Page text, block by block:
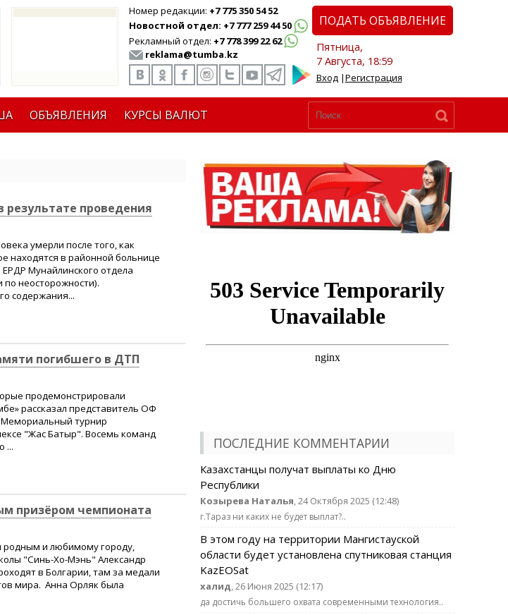
Номер редакции: +7 775 350 54 52
Новостной отдел: +7 777 259 44 50
Рекламный отдел: +7 778 399 22 62
reklama@tumba.kz
ПОДАТЬ ОБЪЯВЛЕНИЕ
Пятница,
7 Августа, 18:59
Вход|Регистрация
ОБЪЯВЛЕНИЯ КУРСЫ ВАЛЮТ
проведения
умерли после того, как
находятся в районной больнице
Мунайлинского отдела
неосторожности).
содержания...
погибшего в ДТП
продемонстрировали
рассказал представитель ОФ
турнир
"Жас Батыр". Восемь команд
...
призёром чемпионата
родным и любимому городу,
"Синь-Хо-Мэнь" Александр
в Болгарии, там за медали
мира. Анна Орляк была
ПОСЛЕДНИЕ КОММЕНТАРИИ
Казахстанцы получат выплаты ко Дню
Республики
Козырева Наталья, 24 Октября 2025 (12:48)
г.Тараз ни каких не будет выплат?..
В этом году на территории Мангистауской
области будет установлена спутниковая станция
KazEOSat
халид, 26 Июня 2025 (12:17)
да достичь большего охвата современными технология..